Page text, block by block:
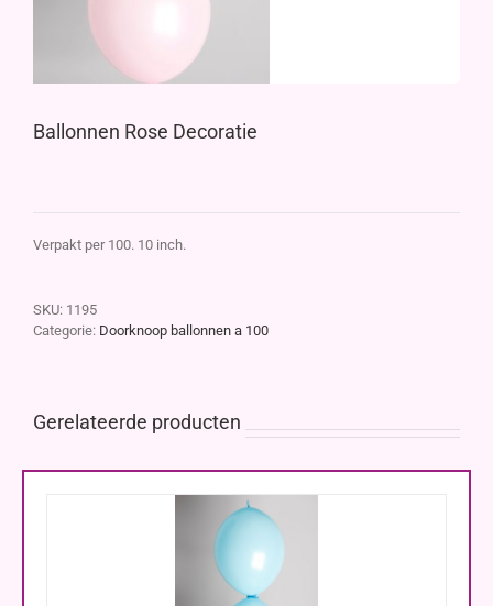
Ballonnen Rose Decoratie
Verpakt per 100. 10 inch.
SKU: 1195
Categorie: Doorknoop ballonnen a 100
Gerelateerde producten